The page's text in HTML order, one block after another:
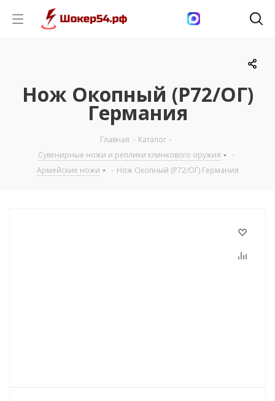
Нож Окопный (Р72/ОГ)
Германия
Главная - Каталог -
Сувенирные ножи и реплики клинкового оружия
-
Армейские ножи
- Нож Окопный (Р72/ОГ) Германия